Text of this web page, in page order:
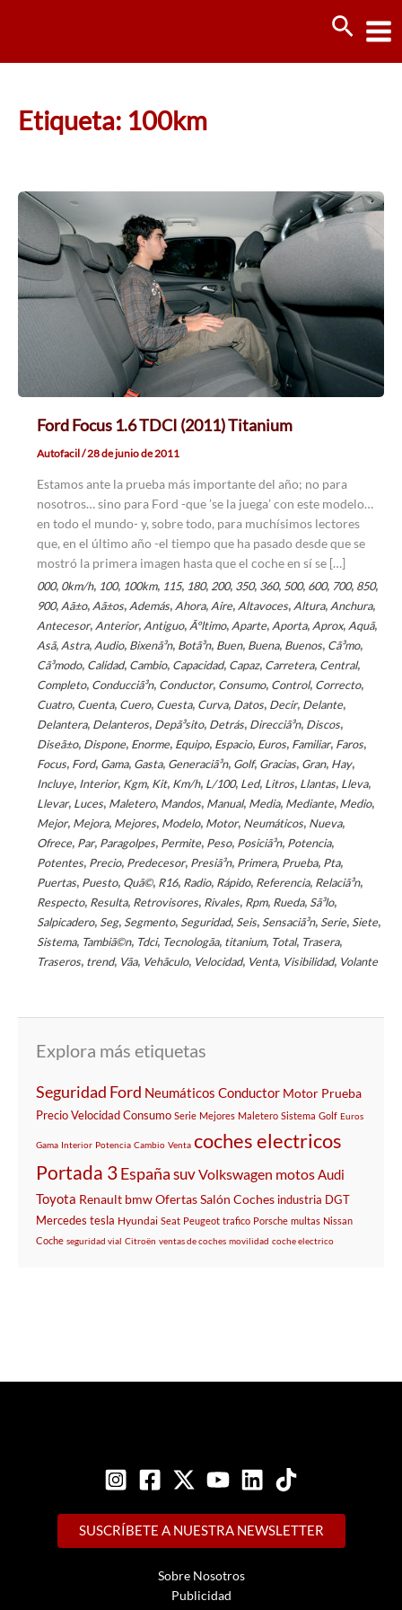
Etiqueta: 100km
Ford Focus 1.6 TDCI (2011) Titanium
Autofacil/28 de junio de 2011
Estamos ante la prueba más importante del año; no para
nosotros… sino para Ford -que ’se la juega’ con este modelo…
en todo el mundo- y, sobre todo, para muchísimos lectores
que, en el último año -el tiempo que ha pasado desde que se
mostró la primera imagen hasta que el coche en sí se […]
000, 0km/h, 100, 100km, 115, 180, 200, 350, 360, 500, 600, 700, 850,
900, Aã±o, Aã±os, Además, Ahora, Aire, Altavoces, Altura, Anchura,
Antecesor, Anterior, Antiguo, Ãºltimo, Aparte, Aporta, Aprox, Aquã­,
Asã­, Astra, Audio, Bixenã³n, Botã³n, Buen, Buena, Buenos, Cã³mo,
Cã³modo, Calidad, Cambio, Capacidad, Capaz, Carretera, Central,
Completo, Conducciã³n, Conductor, Consumo, Control, Correcto,
Cuatro, Cuenta, Cuero, Cuesta, Curva, Datos, Decir, Delante,
Delantera, Delanteros, Depã³sito, Detrás, Direcciã³n, Discos,
Diseã±o, Dispone, Enorme, Equipo, Espacio, Euros, Familiar, Faros,
Focus, Ford, Gama, Gasta, Generaciã³n, Golf, Gracias, Gran, Hay,
Incluye, Interior, Kgm, Kit, Km/h, L/100, Led, Litros, Llantas, Lleva,
Llevar, Luces, Maletero, Mandos, Manual, Media, Mediante, Medio,
Mejor, Mejora, Mejores, Modelo, Motor, Neumáticos, Nueva,
Ofrece, Par, Paragolpes, Permite, Peso, Posiciã³n, Potencia,
Potentes, Precio, Predecesor, Presiã³n, Primera, Prueba, Pta,
Puertas, Puesto, Quã©, R16, Radio, Rápido, Referencia, Relaciã³n,
Respecto, Resulta, Retrovisores, Rivales, Rpm, Rueda, Sã³lo,
Salpicadero, Seg, Segmento, Seguridad, Seis, Sensaciã³n, Serie, Siete,
Sistema, Tambiã©n, Tdci, Tecnologã­a, titanium, Total, Trasera,
Traseros, trend, Vã­a, Vehã­culo, Velocidad, Venta, Visibilidad, Volante
Explora más etiquetas
Seguridad Ford Neumáticos Conductor Motor Prueba
PrecioVelocidadConsumo Serie Mejores Maletero Sistema Golf Euros
Gama Interior Potencia Cambio Venta coches electricos
Portada 3España suvVolkswagen motos Audi
Toyota Renault bmwOfertasSalón Coches industria DGT
Mercedes tesla Hyundai Seat Peugeot trafico Porsche multas Nissan
Coche seguridad vial Citroën ventas de coches movilidad coche electrico
SUSCRÍBETE A NUESTRA NEWSLETTER
Sobre Nosotros
Publicidad